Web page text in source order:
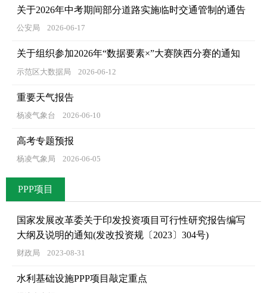
关于2026年中考期间部分道路实施临时交通管制的通告
公安局 2026-06-17
关于组织参加2026年“数据要素×”大赛陕西分赛的通知
示范区大数据局 2026-06-12
重要天气报告
杨凌气象台 2026-06-10
高考专题预报
杨凌气象局 2026-06-05
PPP项目
国家发展改革委关于印发投资项目可行性研究报告编写
大纲及说明的通知(发改投资规〔2023〕304号)
财政局 2023-08-31
水利基础设施PPP项目敲定重点